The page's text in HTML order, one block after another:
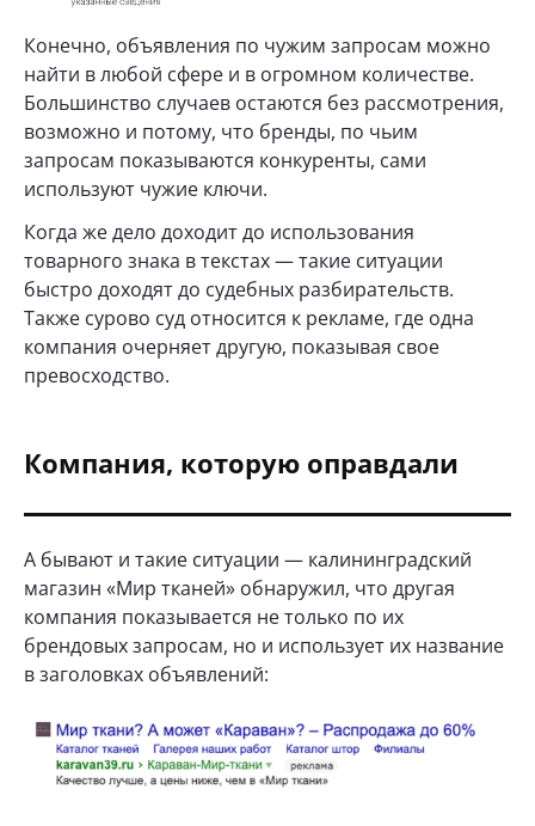
Конечно, объявления по чужим запросам можно
найти в любой сфере и в огромном количестве.
Большинство случаев остаются без рассмотрения,
возможно и потому, что бренды, по чьим
запросам показываются конкуренты, сами
используют чужие ключи.
Когда же дело доходит до использования
товарного знака в текстах — такие ситуации
быстро доходят до судебных разбирательств.
Также сурово суд относится к рекламе, где одна
компания очерняет другую, показывая свое
превосходство.
Компания, которую оправдали
А бывают и такие ситуации — калининградский
магазин «Мир тканей» обнаружил, что другая
компания показывается не только по их
брендовых запросам, но и использует их название
в заголовках объявлений: